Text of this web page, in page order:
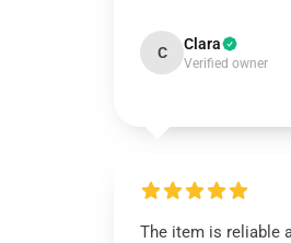
C Clara
Verified owner
The item is reliable